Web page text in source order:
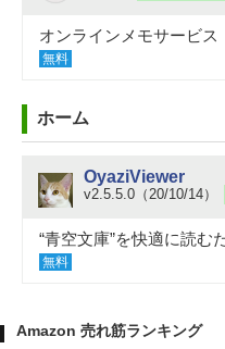
オンラインメモサービス
無料
ホーム
OyaziViewer
v2.5.5.0（20/10/14）
“青空文庫”を快適に読む
無料
Amazon 売れ筋ランキング